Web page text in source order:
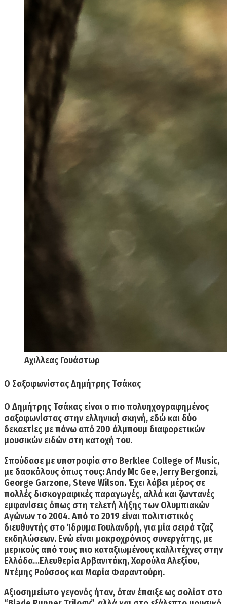
Αχιλλεας Γουάστωρ
Ο ΣαξοφωνίσταςΔημήτρης Τσάκας
Ο Δημήτρης Τσάκας είναι ο πιο πολυηχογραφημένος
σαξοφωνίστας στην ελληνική σκηνή, εδώ και δύο
δεκαετίες με πάνω από 200 άλμπουμ διαφορετικών
μουσικών ειδών στη κατοχή του.
Σπούδασε με υποτροφία στο Berklee College of Music,
με δασκάλους όπως τους: Andy Mc Gee, Jerry Bergonzi,
George Garzone, Steve Wilson. Έχει λάβει μέρος σε
πολλές δισκογραφικές παραγωγές, αλλά και ζωντανές
εμφανίσεις όπως στη τελετή λήξης των Ολυμπιακών
Αγώνων το 2004. Από το 2019 είναιπολιτιστικός
διευθυντής στο Ίδρυμα Γουλανδρή,για μία σειρά τζαζ
εκδηλώσεων. Ενώ είναι μακροχρόνιος συνεργάτης, με
μερικούς από τους πιο καταξιωμένους καλλιτέχνες στην
Ελλάδα…Ελευθερία Αρβανιτάκη, Χαρούλα Αλεξίου,
Ντέμης Ρούσσος και Μαρία Φαραντούρη.
Αξιοσημείωτο γεγονός ήταν, όταν έπαιξε ως σολίστ στο